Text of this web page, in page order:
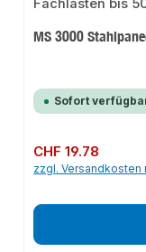
MS 3000
Sofort
Regulärer Preis:
CHF 19.78
zzgl. Versandkosten